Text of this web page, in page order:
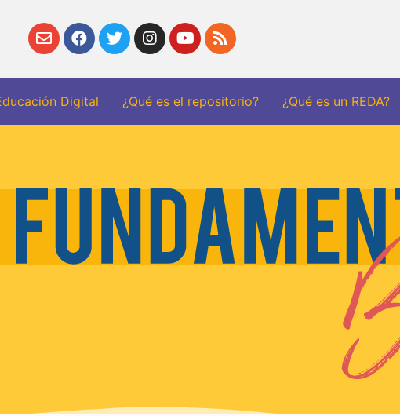
Digital ¿Qué es el repositorio? ¿Qué es un REDA?